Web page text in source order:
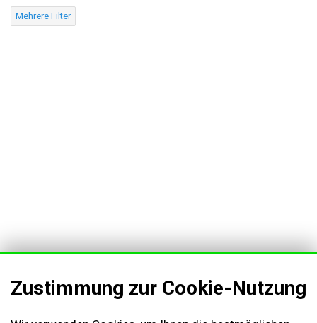
Mehrere Filter
Impressum
Cookies Einstellungen
Zustimmung zur Cookie-Nutzung